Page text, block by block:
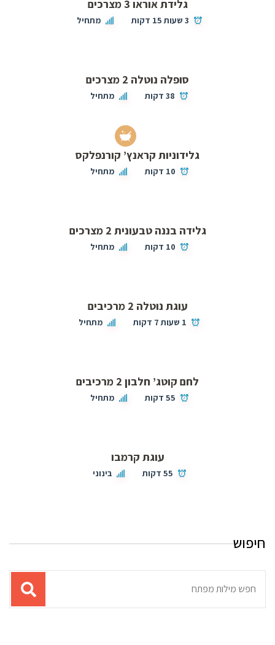
גלידת אוראו 3 מצרכים
3 שעות 15 דקות מתחיל
סופלה נוטלה 2 מצרכים
38 דקות מתחיל
גלידוניות קראנץ’ קורנפלקס
10 דקות מתחיל
גלידה בננה טבעונית 2 מצרכים
10 דקות מתחיל
עוגת נוטלה 2 מרכיבים
1 שעות 7 דקות מתחיל
לחם קוטג’ חלבון 2 מרכיבים
55 דקות מתחיל
עוגת קרמבו
55 דקות בינוני
חיפוש